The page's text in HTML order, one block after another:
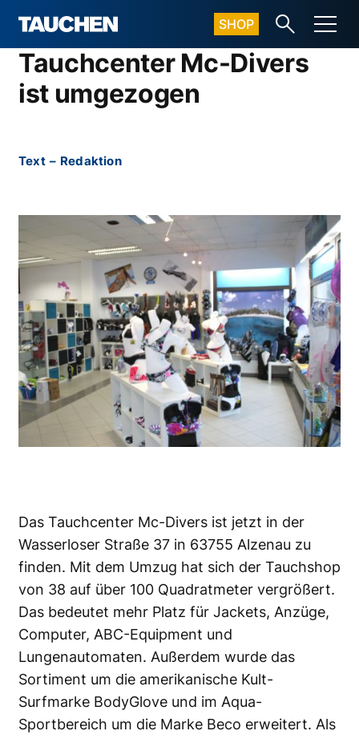
SHOP
Tauchcenter Mc-Divers
ist umgezogen
Text – Redaktion
Das Tauchcenter Mc-Divers ist jetzt in der
Wasserloser Straße 37 in 63755 Alzenau zu
finden. Mit dem Umzug hat sich der Tauchshop
von 38 auf über 100 Quadratmeter vergrößert.
Das bedeutet mehr Platz für Jackets, Anzüge,
Computer, ABC-Equipment und
Lungenautomaten. Außerdem wurde das
Sortiment um die amerikanische Kult-
Surfmarke BodyGlove und im Aqua-
Sportbereich um die Marke Beco erweitert. Als